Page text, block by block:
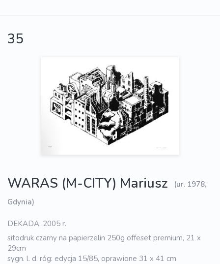
35
WARAS (M-CITY) Mariusz
(ur. 1978,
Gdynia)
DEKADA, 2005 r.
sitodruk czarny na papierzelin 250g offeset premium, 21 x
29cm
sygn. l. d. róg: edycja 15/85, oprawione 31 x 41 cm